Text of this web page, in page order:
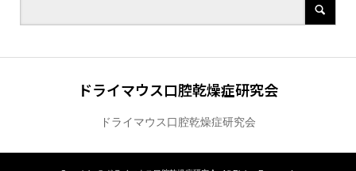
ドライマウス口腔乾燥症研究会
ドライマウス口腔乾燥症研究会